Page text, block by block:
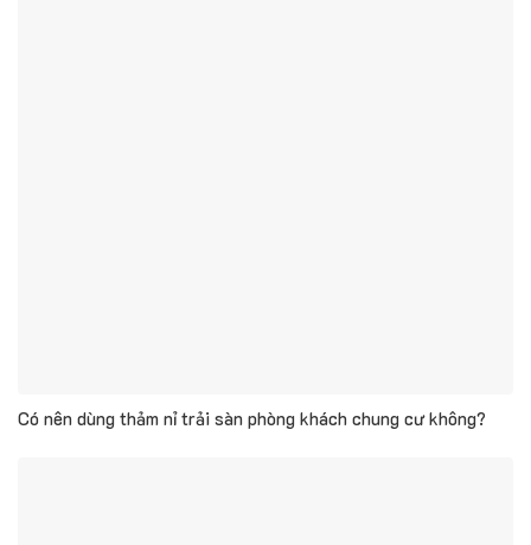
Có nên dùng thảm nỉ trải sàn phòng khách chung cư không?